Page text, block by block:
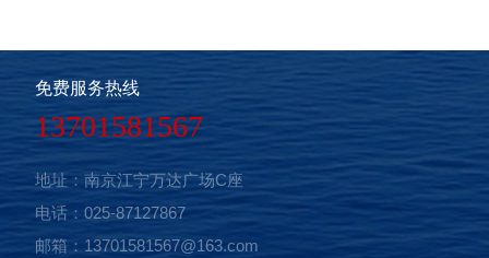
自动放回地面。能保证无轨车辆顺利通过。地沟翻板滑触线型
电动平车不受运行距离的控制。
以其适用性强，机动录活，维护简单，维修方便，价格低廉等
优点，可以灵活地穿行于狭小的马路间。电动平板车。广泛应
用于家庭、城乡、个体出租、厂区、矿区、环卫、社区保洁等
短途运输领域。 电动平板车，使用环境一般比较恶劣，要
求电机，电瓶比较耐用，能适应粉尘、高温、崎岖道路等环
境，对车架用材，焊接工艺要求等较高，车架用管材厚度都在
免费服务热线
13701581567
地址：南京江宁万达广场C座
电话：025-87127867
邮箱：13701581567@163.com